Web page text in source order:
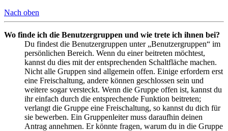
Nach oben
Wo finde ich die Benutzergruppen und wie trete ich ihnen bei?
Du findest die Benutzergruppen unter „Benutzergruppen“ im
persönlichen Bereich. Wenn du einer beitreten möchtest,
kannst du dies mit der entsprechenden Schaltfläche machen.
Nicht alle Gruppen sind allgemein offen. Einige erfordern erst
eine Freischaltung, andere können geschlossen sein und
weitere sogar versteckt. Wenn die Gruppe offen ist, kannst du
ihr einfach durch die entsprechende Funktion beitreten;
verlangt die Gruppe eine Freischaltung, so kannst du dich für
sie bewerben. Ein Gruppenleiter muss daraufhin deinen
Antrag annehmen. Er könnte fragen, warum du in die Gruppe